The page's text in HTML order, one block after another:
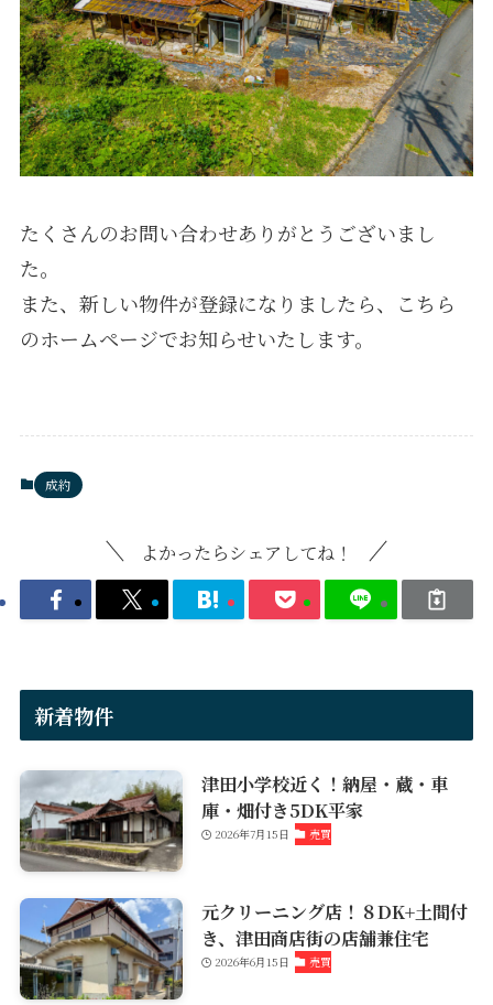
たくさんのお問い合わせありがとうございまし
た。
また、新しい物件が登録になりましたら、こちら
のホームページでお知らせいたします。
成約
よかったらシェアしてね！
新着物件
津田小学校近く！納屋・蔵・車
庫・畑付き5DK平家
2026年7月15日 売買
元クリーニング店！８DK+土間付
き、津田商店街の店舗兼住宅
2026年6月15日 売買